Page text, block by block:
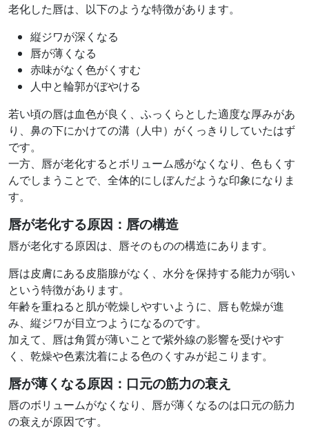
老化した唇は、以下のような特徴があります。
縦ジワが深くなる
唇が薄くなる
赤味がなく色がくすむ
人中と輪郭がぼやける
若い頃の唇は血色が良く、ふっくらとした適度な厚みがあ
り、鼻の下にかけての溝（人中）がくっきりしていたはず
です。
一方、唇が老化するとボリューム感がなくなり、色もくす
んでしまうことで、全体的にしぼんだような印象になりま
す。
唇が老化する原因： 唇の構造
唇が老化する原因は、唇そのものの構造にあります。
唇は皮膚にある皮脂腺がなく、水分を保持する能力が弱い
という特徴があります。
年齢を重ねると肌が乾燥しやすいように、唇も乾燥が進
み、縦ジワが目立つようになるのです。
加えて、唇は角質が薄いことで紫外線の影響を受けやす
く、乾燥や色素沈着による色のくすみが起こります。
唇が薄くなる原因： 口元の筋力の衰え
唇のボリュームがなくなり、唇が薄くなるのは口元の筋力
の衰えが原因です。